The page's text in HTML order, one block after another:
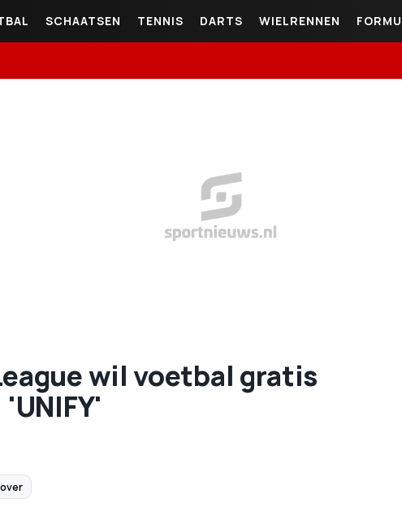
SCHAATSEN TENNIS DARTS WIELRENNEN
wil voetbal gratis